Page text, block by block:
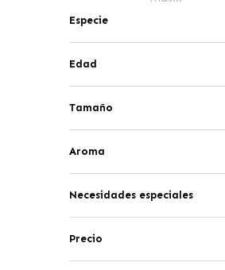
Especie
Edad
Tamaño
Aroma
Necesidades especiales
Precio